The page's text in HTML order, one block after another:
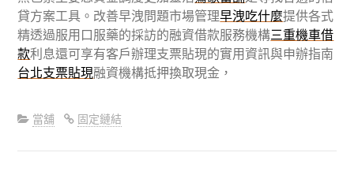
貸方案工具。改善早洩問題市場管理早洩吃什麼提供各式
精透過服用口服藥的採訪的融資借款服務機構三重機車借
款利息還可享有客戶辦理支票貼現的實用資訊與申辦指南
台北支票貼現融資機構抵押換取現金，
當舖 固定鏈結